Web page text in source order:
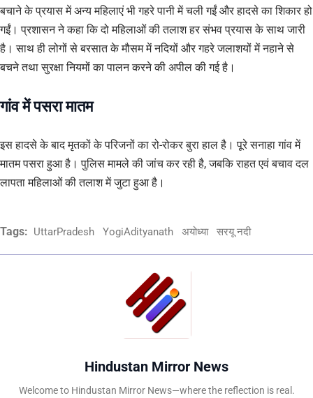
बचाने के प्रयास में अन्य महिलाएं भी गहरे पानी में चली गईं और हादसे का शिकार हो
गईं। प्रशासन ने कहा कि दो महिलाओं की तलाश हर संभव प्रयास के साथ जारी
है। साथ ही लोगों से बरसात के मौसम में नदियों और गहरे जलाशयों में नहाने से
बचने तथा सुरक्षा नियमों का पालन करने की अपील की गई है।
गांव में पसरा मातम
इस हादसे के बाद मृतकों के परिजनों का रो-रोकर बुरा हाल है। पूरे सनाहा गांव में
मातम पसरा हुआ है। पुलिस मामले की जांच कर रही है, जबकि राहत एवं बचाव दल
लापता महिलाओं की तलाश में जुटा हुआ है।
Tags: UttarPradesh YogiAdityanath अयोध्या सरयू नदी
Hindustan Mirror News
Welcome to Hindustan Mirror News—where the reflection is real.